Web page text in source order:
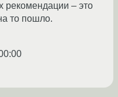
рекомендации – это
то пошло.